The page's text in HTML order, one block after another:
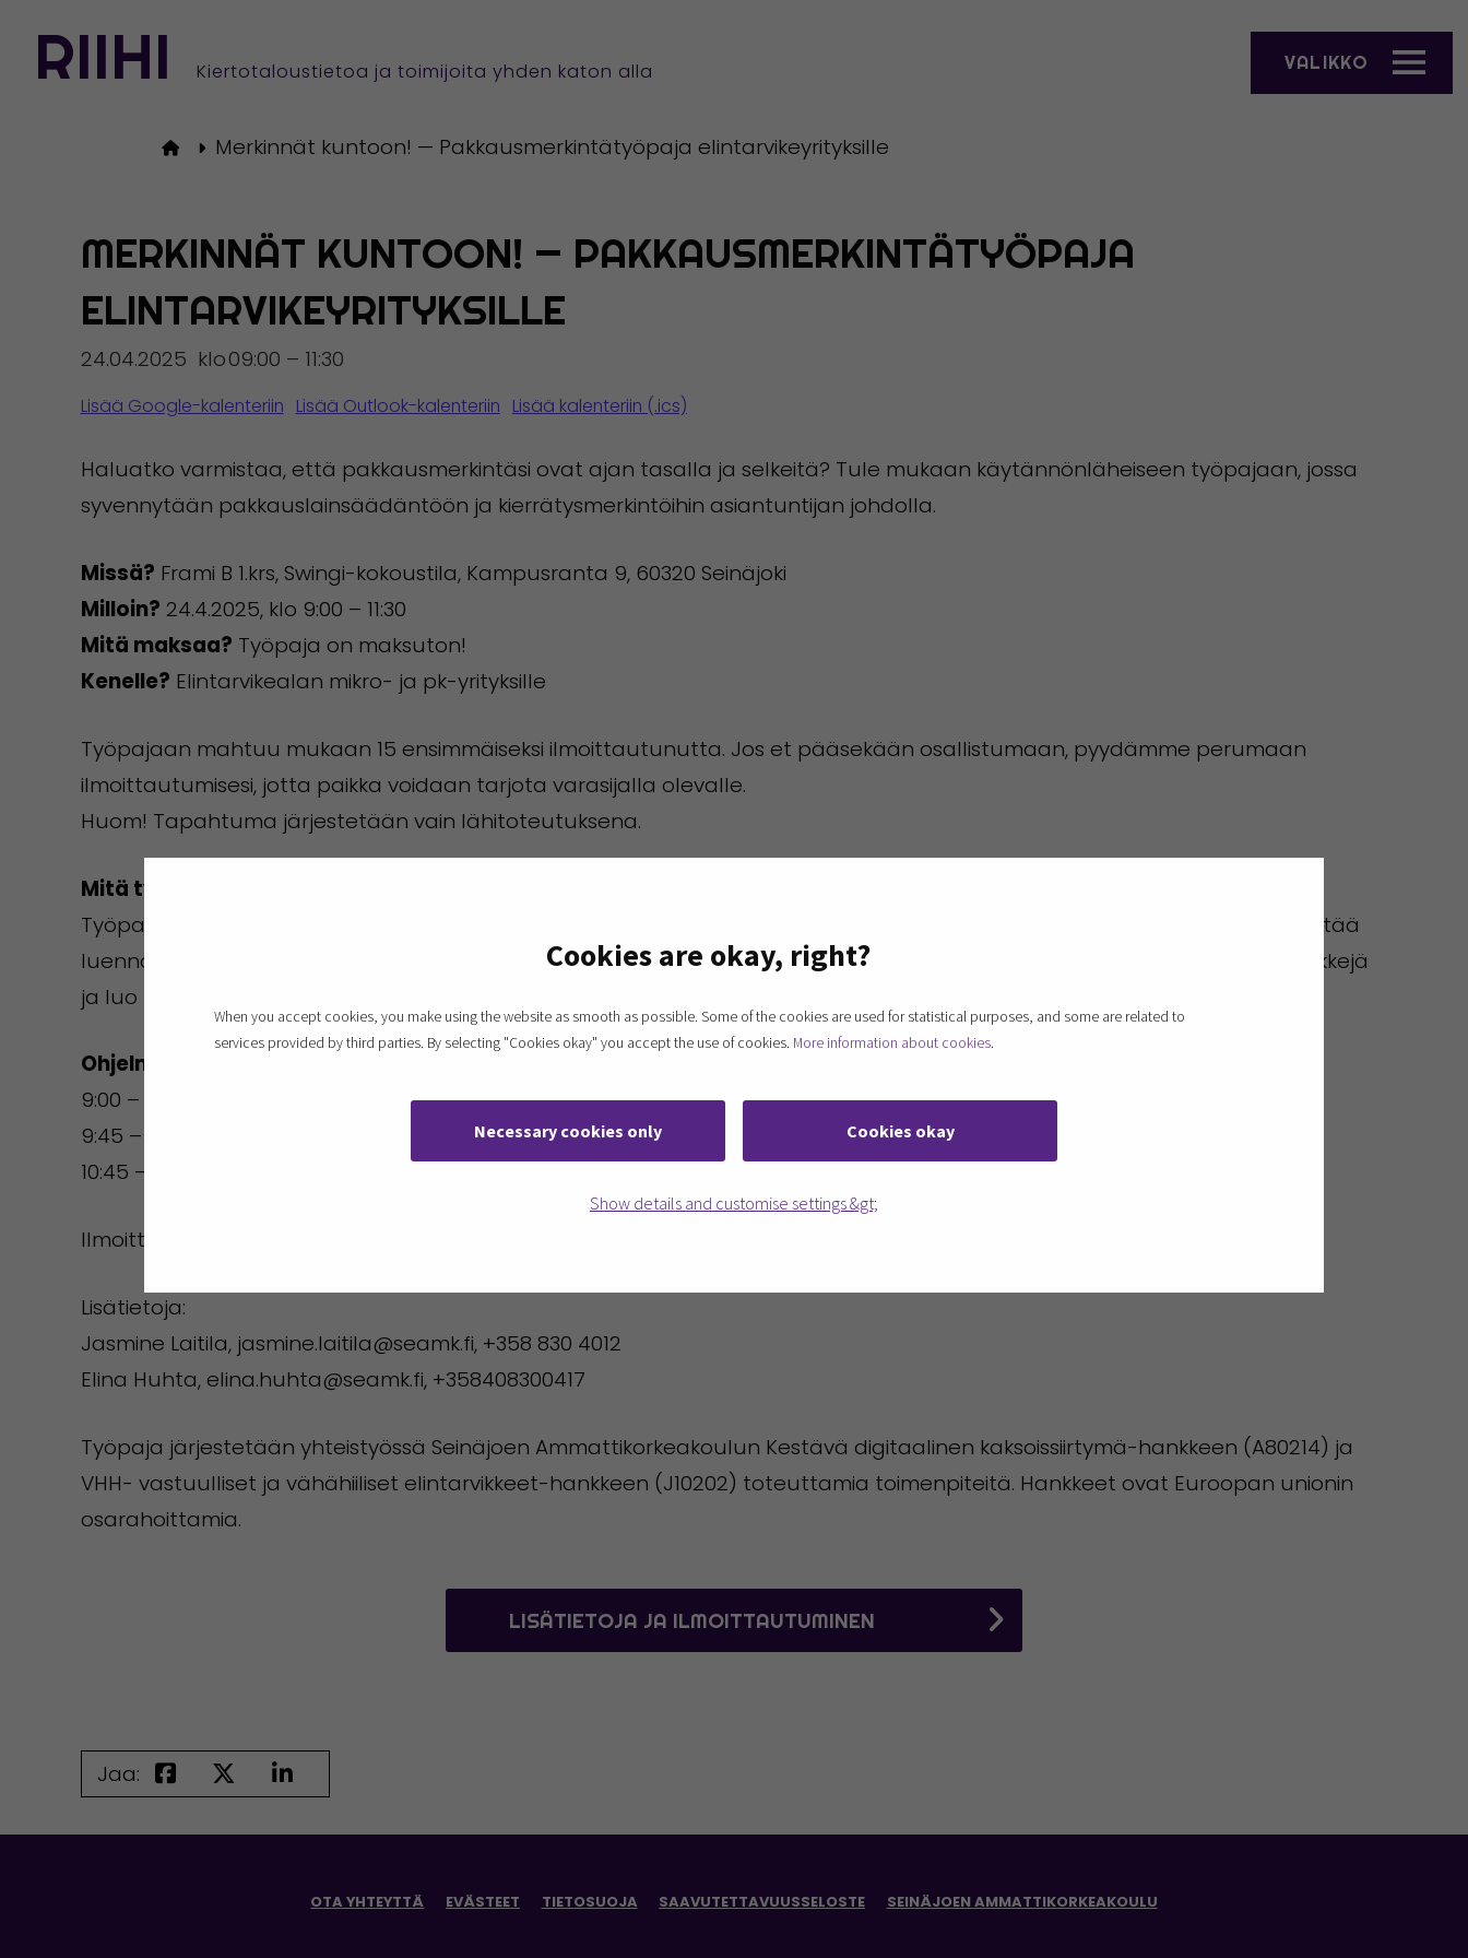
Cookies are okay, right?
When you accept cookies, you make using the website as smooth as possible. Some of the cookies are used for statistical purposes, and some are related to
services provided by third parties. By selecting "Cookies okay" you accept the use of cookies. More information about cookies.
Necessary cookies only Cookies okay
Show details and customise settings &gt;
Siirry
sisältöön
RIIHI ETUSIVULLE
Kiertotaloustietoa ja toimijoita yhden katon alla VALIKKO
AVAA VALIKKO"
EtusivulleMerkinnät kuntoon! — Pakkausmerkintätyöpaja elintarvikeyrityksille
MERKINNÄT KUNTOON! — PAKKAUSMERKINTÄTYÖPAJA
ELINTARVIKEYRITYKSILLE
24.04.2025 klo09:00 – 11:30
Lisää Google-kalenteriin Lisää Outlook-kalenteriin Lisää kalenteriin (.ics)
Haluatko varmistaa, että pakkausmerkintäsi ovat ajan tasalla ja selkeitä? Tule mukaan käytännönläheiseen työpajaan, jossa
syvennytään pakkauslainsäädäntöön ja kierrätysmerkintöihin asiantuntijan johdolla.
Missä? Frami B 1.krs, Swingi-kokoustila, Kampusranta 9, 60320 Seinäjoki
Milloin? 24.4.2025, klo 9:00 – 11:30
Mitä maksaa? Työpaja on maksuton!
Kenelle? Elintarvikealan mikro- ja pk-yrityksille
Työpajaan mahtuu mukaan 15 ensimmäiseksi ilmoittautunutta. Jos et pääsekään osallistumaan, pyydämme perumaan
ilmoittautumisesi, jotta paikka voidaan tarjota varasijalla olevalle.
Huom! Tapahtuma järjestetään vain lähitoteutuksena.
Mitä työpajassa tapahtuu?
Työpajan aluksi pakkausasiantuntija Heli Nykänen (Package Testing & Research Oy / Sense N Insight -tutkimuspalvelut) pitää
luennon pakkausmerkintöjen ja kierrätysmerkkien keskeisistä vaatimuksista ja käytännöistä. Luento tarjoaa selkeitä esimerkkejä
ja luo pohjan käytännön työpajaosuudelle.
Ohjelma:
9:00 – 9:45: Asiantuntijaluento
9:45 – 10:45: Työpajaosuus
10:45 – 11:30: Keskustelu ja yhteenveto
Ilmoittaudu nyt ja varmista paikkasi!
Lisätietoja:
Jasmine Laitila, jasmine.laitila@seamk.fi, +358 830 4012
Elina Huhta, elina.huhta@seamk.fi, +358408300417
Työpaja järjestetään yhteistyössä Seinäjoen Ammattikorkeakoulun Kestävä digitaalinen kaksoissiirtymä-hankkeen (A80214) ja
VHH- vastuulliset ja vähähiiliset elintarvikkeet-hankkeen (J10202) toteuttamia toimenpiteitä. Hankkeet ovat Euroopan unionin
osarahoittamia.
LISÄTIETOJA JA ILMOITTAUTUMINEN
Jaa:
OTA YHTEYTTÄ EVÄSTEET TIETOSUOJA SAAVUTETTAVUUSSELOSTE SEINÄJOEN AMMATTIKORKEAKOULU